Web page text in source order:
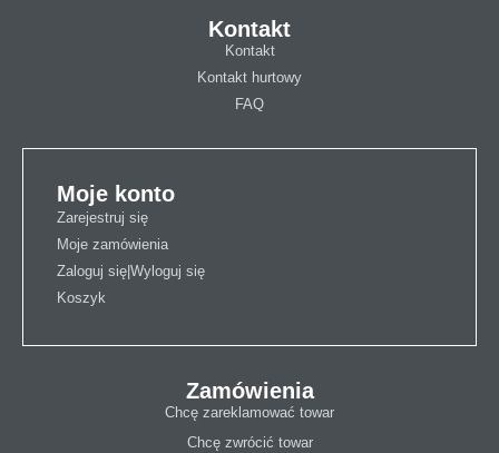
Kontakt
Kontakt
Kontakt hurtowy
FAQ
Moje konto
Zarejestruj się
Moje zamówienia
Zaloguj się|Wyloguj się
Koszyk
Zamówienia
Chcę zareklamować towar
Chcę zwrócić towar